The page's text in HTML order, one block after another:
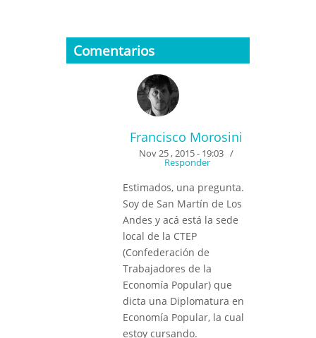
Comentarios
Francisco Morosini
Nov 25 , 2015 - 19:03 /
Responder
Estimados, una pregunta.
Soy de San Martín de Los
Andes y acá está la sede
local de la CTEP
(Confederación de
Trabajadores de la
Economía Popular) que
dicta una Diplomatura en
Economía Popular, la cual
estoy cursando.